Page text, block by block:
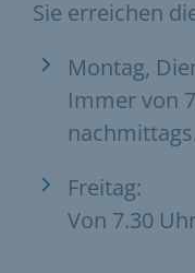
Sie erreichen
Montag,
Immer von
Freitag:
Von 7.30